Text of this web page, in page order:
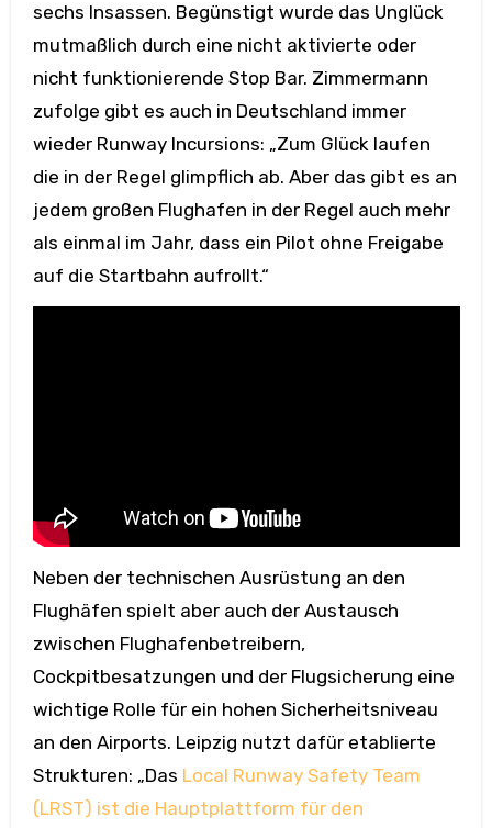
sechs Insassen. Begünstigt wurde das Unglück
mutmaßlich durch eine nicht aktivierte oder
nicht funktionierende Stop Bar. Zimmermann
zufolge gibt es auch in Deutschland immer
wieder Runway Incursions: „Zum Glück laufen
die in der Regel glimpflich ab. Aber das gibt es an
jedem großen Flughafen in der Regel auch mehr
als einmal im Jahr, dass ein Pilot ohne Freigabe
auf die Startbahn aufrollt.“
Neben der technischen Ausrüstung an den
Flughäfen spielt aber auch der Austausch
zwischen Flughafenbetreibern,
Cockpitbesatzungen und der Flugsicherung eine
wichtige Rolle für ein hohen Sicherheitsniveau
an den Airports. Leipzig nutzt dafür etablierte
Strukturen: „Das Local Runway Safety Team
(LRST) ist die Hauptplattform für den